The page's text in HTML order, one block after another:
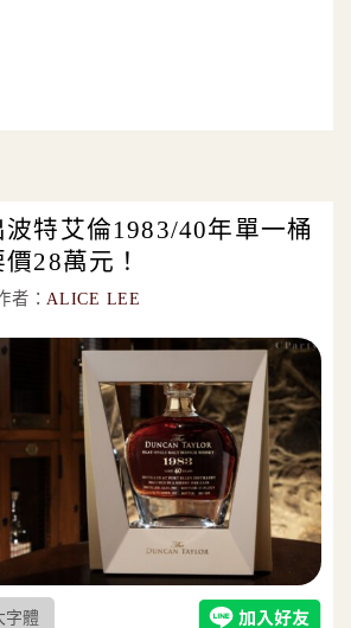
特艾倫1983/40年單一桶
28萬元！
者：ALICE LEE
字體